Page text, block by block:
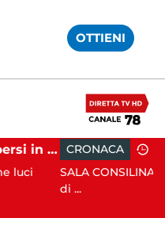
OTTIENI
12:41
Si ritrovano